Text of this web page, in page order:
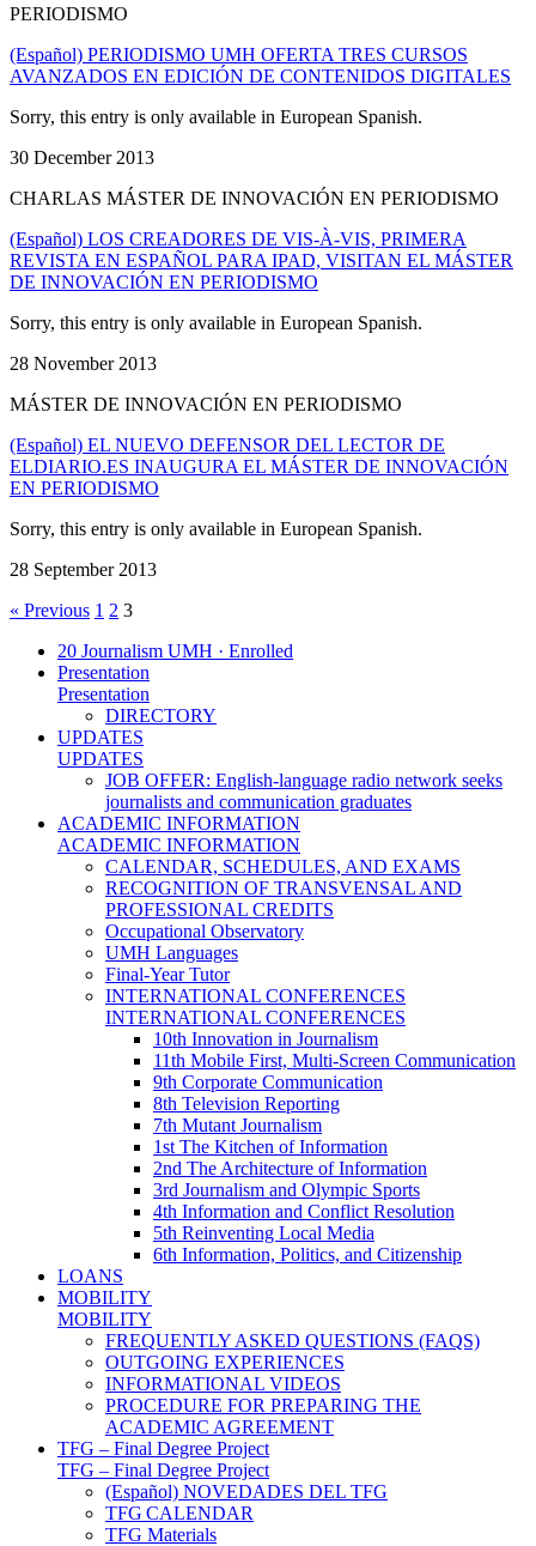
PERIODISMO
(Español) PERIODISMO UMH OFERTA TRES CURSOS
AVANZADOS EN EDICIÓN DE CONTENIDOS DIGITALES
Sorry, this entry is only available in European Spanish.
30 December 2013
CHARLAS MÁSTER DE INNOVACIÓN EN PERIODISMO
(Español) LOS CREADORES DE VIS-À-VIS, PRIMERA
REVISTA EN ESPAÑOL PARA IPAD, VISITAN EL MÁSTER
DE INNOVACIÓN EN PERIODISMO
Sorry, this entry is only available in European Spanish.
28 November 2013
MÁSTER DE INNOVACIÓN EN PERIODISMO
(Español) EL NUEVO DEFENSOR DEL LECTOR DE
ELDIARIO.ES INAUGURA EL MÁSTER DE INNOVACIÓN
EN PERIODISMO
Sorry, this entry is only available in European Spanish.
28 September 2013
« Previous 1 2 3
20 Journalism UMH · Enrolled
Presentation
Presentation
DIRECTORY
UPDATES
UPDATES
JOB OFFER: English-language radio network seeks
journalists and communication graduates
ACADEMIC INFORMATION
ACADEMIC INFORMATION
CALENDAR, SCHEDULES, AND EXAMS
RECOGNITION OF TRANSVENSAL AND
PROFESSIONAL CREDITS
Occupational Observatory
UMH Languages
Final-Year Tutor
INTERNATIONAL CONFERENCES
INTERNATIONAL CONFERENCES
10th Innovation in Journalism
11th Mobile First, Multi-Screen Communication
9th Corporate Communication
8th Television Reporting
7th Mutant Journalism
1st The Kitchen of Information
2nd The Architecture of Information
3rd Journalism and Olympic Sports
4th Information and Conflict Resolution
5th Reinventing Local Media
6th Information, Politics, and Citizenship
LOANS
MOBILITY
MOBILITY
FREQUENTLY ASKED QUESTIONS (FAQS)
OUTGOING EXPERIENCES
INFORMATIONAL VIDEOS
PROCEDURE FOR PREPARING THE
ACADEMIC AGREEMENT
TFG – Final Degree Project
TFG – Final Degree Project
(Español) NOVEDADES DEL TFG
TFG CALENDAR
TFG Materials